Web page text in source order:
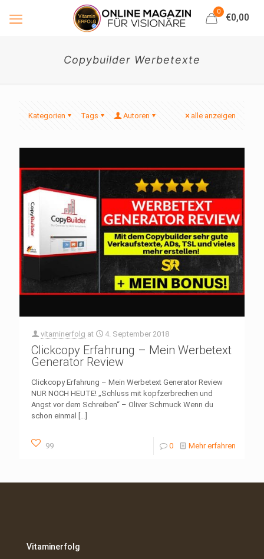
0
€0,00
Copybuilder Werbetexte
Kategorien Tags Autoren alle anzeigen
vitaminerfolg at 4. September 2018
Clickcopy Erfahrung – Mein Werbetext
Generator Review
Clickcopy Erfahrung – Mein Werbetext Generator Review
NUR NOCH HEUTE! „Schluss mit kopfzerbrechen und
Angst vor dem Schreiben“ – Oliver Schmuck Wenn du
schon einmal […]
99 0 Mehr erfahren
Vitaminerfolg